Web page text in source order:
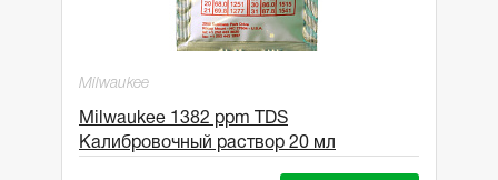
Milwaukee
Milwaukee 1382 ppm TDS
Калибровочный раствор 20 мл